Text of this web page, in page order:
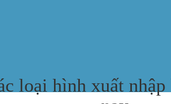
loại hình xuất nhập